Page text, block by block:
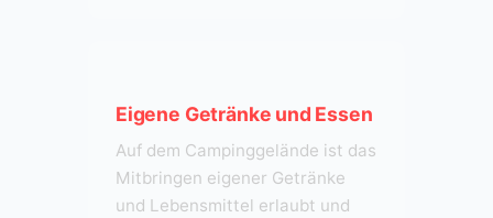
Eigene Getränke und Essen
Auf dem Campinggelände ist das
Mitbringen eigener Getränke
und Lebensmittel erlaubt und